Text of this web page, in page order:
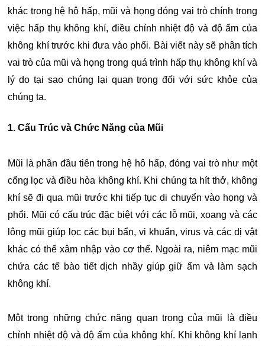
khác trong hệ hô hấp, mũi và họng đóng vai trò chính trong
việc hấp thụ không khí, điều chỉnh nhiệt độ và độ ẩm của
không khí trước khi đưa vào phổi. Bài viết này sẽ phân tích
vai trò của mũi và họng trong quá trình hấp thụ không khí và
lý do tại sao chúng lại quan trọng đối với sức khỏe của
chúng ta.
1. Cấu Trúc và Chức Năng của Mũi
Mũi là phần đầu tiên trong hệ hô hấp, đóng vai trò như một
cổng lọc và điều hòa không khí. Khi chúng ta hít thở, không
khí sẽ đi qua mũi trước khi tiếp tục di chuyển vào họng và
phổi. Mũi có cấu trúc đặc biệt với các lỗ mũi, xoang và các
lông mũi giúp lọc các bụi bẩn, vi khuẩn, virus và các dị vật
khác có thể xâm nhập vào cơ thể. Ngoài ra, niêm mạc mũi
chứa các tế bào tiết dịch nhầy giúp giữ ẩm và làm sạch
không khí.
Một trong những chức năng quan trọng của mũi là điều
chỉnh nhiệt độ và độ ẩm của không khí. Khi không khí lạnh